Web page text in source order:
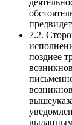
7.2.
позднее